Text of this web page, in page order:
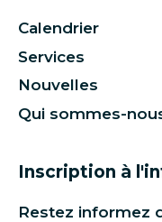
Calendrier
Services
Nouvelles
Qui sommes-
Inscription à
Restez informez